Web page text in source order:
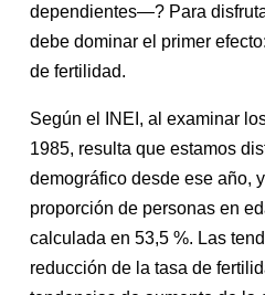
dependientes—? Para
debe dominar el primer
de fertilidad.
Según el INEI, al examinar
1985, resulta que estamos
demográfico desde ese año,
proporción de personas en
calculada en 53,5 %. Las
reducción de la tasa de